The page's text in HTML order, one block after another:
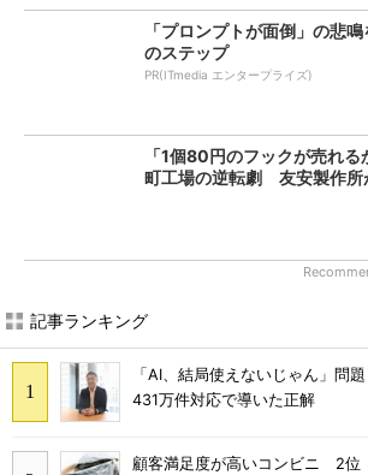
「プロンプトが面倒」の悲
のステップ
PR(ITmedia エンタープライズ)
「1個80円のフックが売れ
町工場の逆転劇 友安製作所
記事ランキング
「AI、結局使えないじゃん」問
431万件対応で導いた正解
顧客満足度が高いコンビニ 2位